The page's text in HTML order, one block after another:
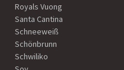
Royals Vuong
Santa Cantina
Schneeweiß
Schönbrunn
Schwiliko